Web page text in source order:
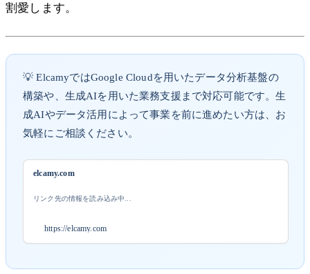
割愛します。
💡 ElcamyではGoogle Cloudを用いたデータ分析基盤の
構築や、生成AIを用いた業務支援まで対応可能です。生
成AIやデータ活用によって事業を前に進めたい方は、お
気軽にご相談ください。
elcamy.com
リンク先の情報を読み込み中...
https://elcamy.com